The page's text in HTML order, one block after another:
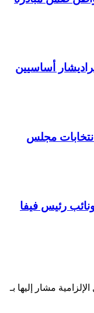
أساسيين
على 12مقعداً بانتخابات مجلس
رئيس فيفا
الإلزامية مشار إليها بـ